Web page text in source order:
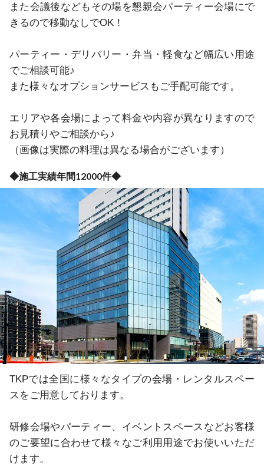
また会議後などもその場を懇親会パーティー会場にで
きるので移動なしでOK！
パーティー・デリバリー・弁当・軽食など幅広い用途
でご相談可能♪
また様々なオプションサービスもご手配可能です。
エリアや各会場によって料金や内容が異なりますので
お見積りやご相談から♪
（画像は実際の料理は異なる場合がございます）
◆施工実績年間12000件◆
TKPでは全国に様々なタイプの会場・レンタルスペー
スをご用意しております。
研修会場やパーティー、イベントスペースなどお客様
のご要望に合わせて様々なご利用用途でお使いいただ
けます。